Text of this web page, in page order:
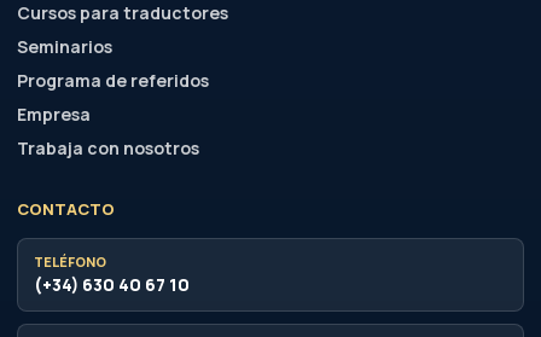
Cursos para traductores
Seminarios
Programa de referidos
Empresa
Trabaja con nosotros
CONTACTO
TELÉFONO
(+34) 630 40 67 10